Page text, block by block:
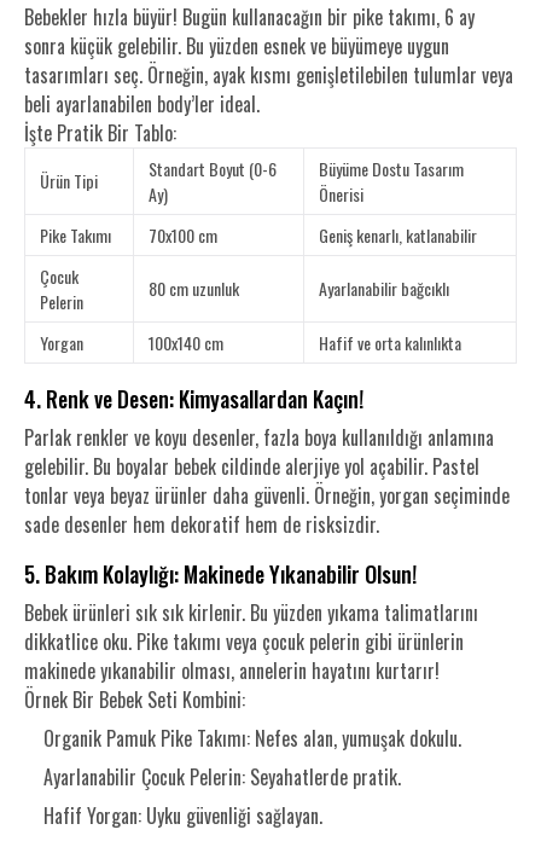
Bebekler hızla büyür! Bugün kullanacağın bir pike takımı, 6 ay
sonra küçük gelebilir. Bu yüzden esnek ve büyümeye uygun
tasarımları seç. Örneğin, ayak kısmı genişletilebilen tulumlar veya
beli ayarlanabilen body’ler ideal.
İşte Pratik Bir Tablo:
Ürün Tipi
Standart Boyut (0-6
Ay)
Büyüme Dostu Tasarım
Önerisi
Pike Takımı
70x100 cm
Geniş kenarlı, katlanabilir
Çocuk
Pelerin
80 cm uzunluk Ayarlanabilir bağcıklı
Yorgan 100x140 cm Hafif ve orta kalınlıkta
4. Renk ve Desen: Kimyasallardan Kaçın!
Parlak renkler ve koyu desenler, fazla boya kullanıldığı anlamına
gelebilir. Bu boyalar bebek cildinde alerjiye yol açabilir. Pastel
tonlar veya beyaz ürünler daha güvenli. Örneğin, yorgan seçiminde
sade desenler hem dekoratif hem de risksizdir.
5. Bakım Kolaylığı: Makinede Yıkanabilir Olsun!
Bebek ürünleri sık sık kirlenir. Bu yüzden yıkama talimatlarını
dikkatlice oku. Pike takımı veya çocuk pelerin gibi ürünlerin
makinede yıkanabilir olması, annelerin hayatını kurtarır!
Örnek Bir Bebek Seti Kombini:
Organik Pamuk Pike Takımı: Nefes alan, yumuşak dokulu.
Ayarlanabilir Çocuk Pelerin: Seyahatlerde pratik.
Hafif Yorgan: Uyku güvenliği sağlayan.